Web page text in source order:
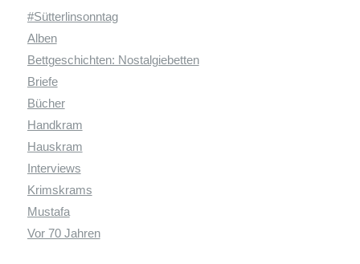
#Sütterlinsonntag
Alben
Bettgeschichten: Nostalgiebetten
Briefe
Bücher
Handkram
Hauskram
Interviews
Krimskrams
Mustafa
Vor 70 Jahren